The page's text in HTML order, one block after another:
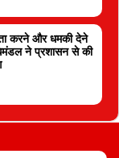
करने और धमकी देने
ने प्रशासन से की